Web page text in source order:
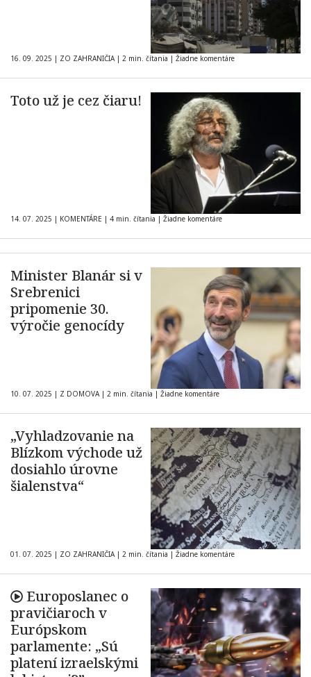
16. 09. 2025 | ZO ZAHRANIČIA | 2 min. čítania | Žiadne komentáre
Toto už je cez čiaru!
14. 07. 2025 | KOMENTÁRE | 4 min. čítania | Žiadne komentáre
Minister Blanár si v
Srebrenici
pripomenie 30.
výročie genocídy
10. 07. 2025 | Z DOMOVA | 2 min. čítania | Žiadne komentáre
„Vyhladzovanie na
Blízkom východe už
dosiahlo úrovne
šialenstva“
01. 07. 2025 | ZO ZAHRANIČIA | 2 min. čítania | Žiadne komentáre
Europoslanec o
pravičiaroch v
Európskom
parlamente: „Sú
platení izraelskými